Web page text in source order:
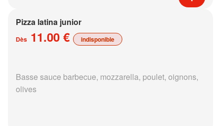
Pizza latina junior
Dès 11.00 € indisponible
Basse sauce barbecue, mozzarella, poulet, oignons,
olives